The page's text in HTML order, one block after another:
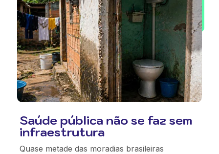
Saúde pública não se faz sem
infraestrutura
Quase metade das moradias brasileiras